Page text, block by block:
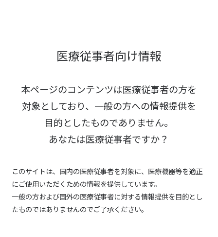
医療従事者向け情報
本ページのコンテンツは医療従事者の方を
対象としており、 一般の方への情報提供を
目的としたものでありません。
あなたは医療従事者ですか？
このサイトは、国内の医療従事者を対象に、医療機器等を適正
にご使用いただくための情報を提供しています。
一般の方および国外の医療従事者に対する情報提供を目的とし
たものではありませんのでご了承ください。